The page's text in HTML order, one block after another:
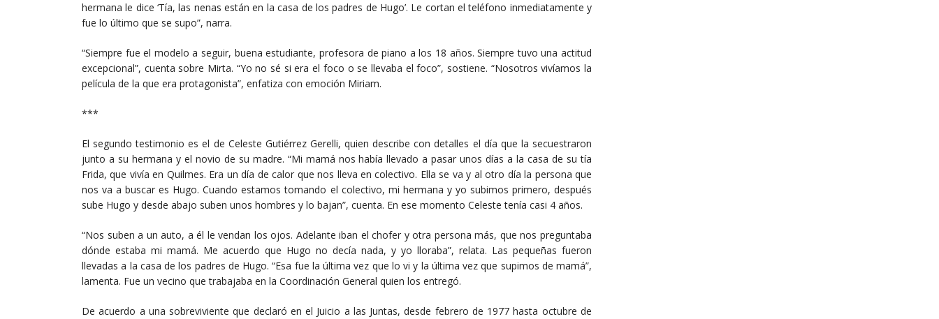
hermana le dice ‘Tía, las nenas están en la casa de los padres de Hugo’. Le cortan el teléfono inmediatamente y
fue lo último que se supo”, narra.
“Siempre fue el modelo a seguir, buena estudiante, profesora de piano a los 18 años. Siempre tuvo una actitud
excepcional”, cuenta sobre Mirta. “Yo no sé si era el foco o se llevaba el foco”, sostiene. “Nosotros vivíamos la
película de la que era protagonista”, enfatiza con emoción Miriam.
***
El segundo testimonio es el de Celeste Gutiérrez Gerelli, quien describe con detalles el día que la secuestraron
junto a su hermana y el novio de su madre. “Mi mamá nos había llevado a pasar unos días a la casa de su tía
Frida, que vivía en Quilmes. Era un día de calor que nos lleva en colectivo. Ella se va y al otro día la persona que
nos va a buscar es Hugo. Cuando estamos tomando el colectivo, mi hermana y yo subimos primero, después
sube Hugo y desde abajo suben unos hombres y lo bajan”, cuenta. En ese momento Celeste tenía casi 4 años.
“Nos suben a un auto, a él le vendan los ojos. Adelante iban el chofer y otra persona más, que nos preguntaba
dónde estaba mi mamá. Me acuerdo que Hugo no decía nada, y yo lloraba”, relata. Las pequeñas fueron
llevadas a la casa de los padres de Hugo. “Esa fue la última vez que lo vi y la última vez que supimos de mamá”,
lamenta. Fue un vecino que trabajaba en la Coordinación General quien los entregó.
De acuerdo a una sobreviviente que declaró en el Juicio a las Juntas, desde febrero de 1977 hasta octubre de